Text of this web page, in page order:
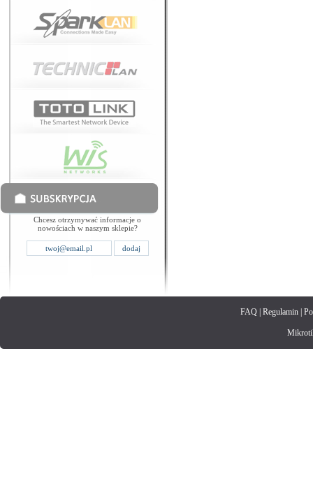
Chcesz otrzymywać informacje o
nowościach w naszym sklepie?
FAQ| Regulamin|